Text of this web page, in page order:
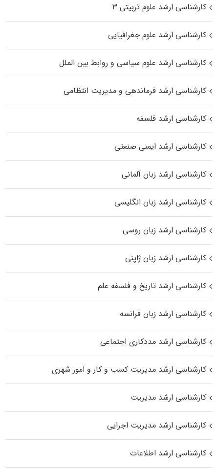
کارشناسی ارشد علوم تربیتی ۳
کارشناسی ارشد علوم جغرافیایی
کارشناسی ارشد علوم سیاسی و روابط بین الملل
کارشناسی ارشد فرماندهی و مدیریت انتظامی
کارشناسی ارشد فلسفه
کارشناسی ارشد ایمنی صنعتی
کارشناسی ارشد زبان آلمانی
کارشناسی ارشد زبان انگلیسی
کارشناسی ارشد زبان روسی
کارشناسی ارشد زبان ژاپنی
کارشناسی ارشد تاریخ و فلسفه علم
کارشناسی ارشد زبان فرانسه
کارشناسی ارشد مددکاری اجتماعی
کارشناسی ارشد مدیریت کسب و کار و امور شهری
کارشناسی ارشد مدیریت
کارشناسی ارشد مدیریت اجرایی
کارشناسی ارشد اطلاعات